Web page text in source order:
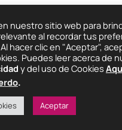
| Anime, Games
Uso
nuestro sitio web para
al recordar tus
hacer clic en "Aceptar",
Puedes leer acerca de
y del uso de Cookies
.
Aceptar